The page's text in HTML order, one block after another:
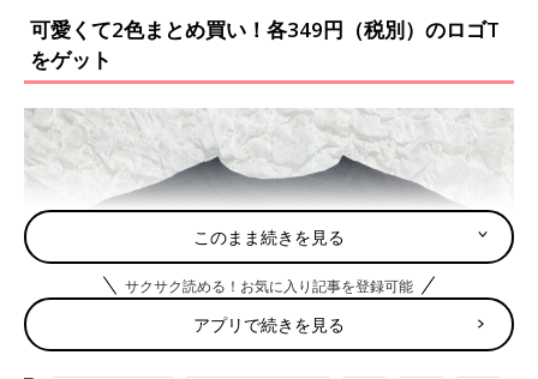
可愛くて2色まとめ買い！各349円（税別）のロゴT
をゲット
このまま続きを見る
サクサク読める！お気に入り記事を登録可能
アプリで続きを見る